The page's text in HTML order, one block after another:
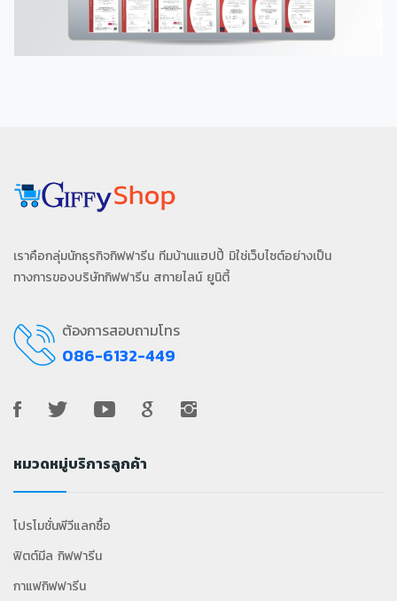
เราคือกลุ่มนักธุรกิจกิฟฟารีน ทีมบ้านแฮปปี้ มิใช่เว็บไซต์อย่างเป็น
ทางการของบริษัทกิฟฟารีน สกายไลน์ ยูนิตี้
ต้องการสอบถามโทร
086-6132-449
หมวดหมู่บริการลูกค้า
โปรโมชั่นพีวีแลกซื้อ
ฟิตต์มีล กิฟฟารีน
กาแฟกิฟฟารีน